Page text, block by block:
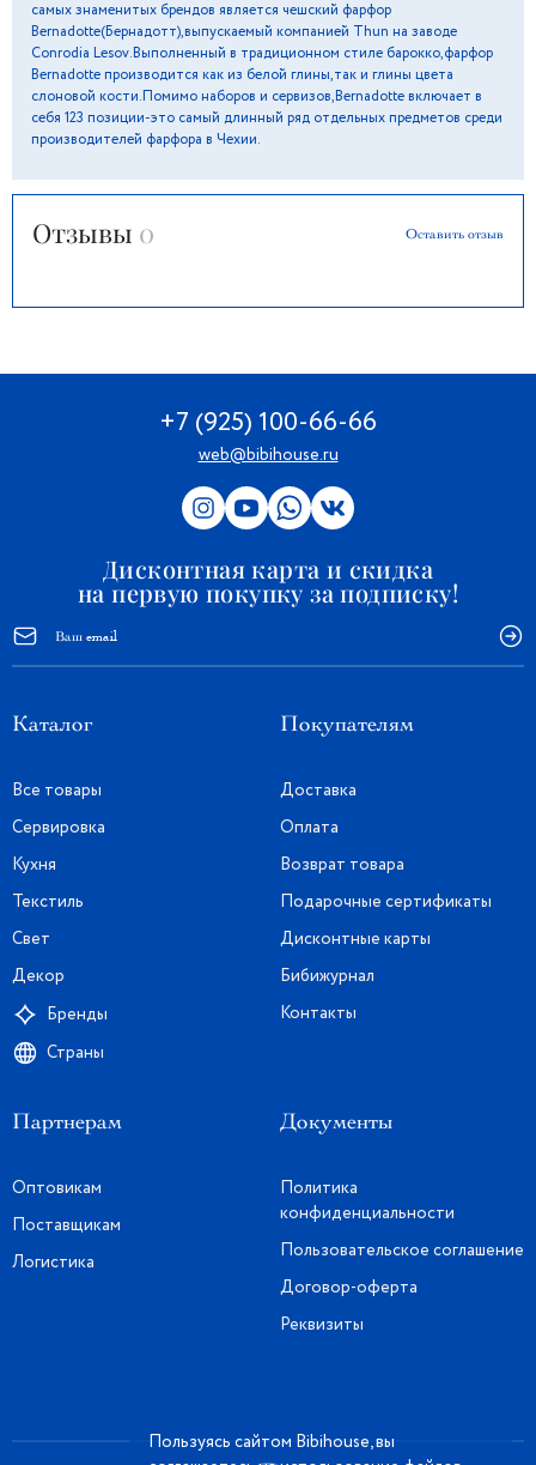
самых знаменитых брендов является чешский фарфор
Bernadotte(Бернадотт),выпускаемый компанией Thun на заводе
Conrodia Lesov.Выполненный в традиционном стиле барокко,фарфор
Bernadotte производится как из белой глины,так и глины цвета
слоновой кости.Помимо наборов и сервизов,Bernadotte включает в
себя 123 позиции-это самый длинный ряд отдельных предметов среди
производителей фарфора в Чехии.
Отзывы 0 Оставить отзыв
+7 (925) 100-66-66
web@bibihouse.ru
Дисконтная карта и скидка
на первую покупку за подписку!
Каталог
Все товары
Сервировка
Кухня
Текстиль
Свет
Декор
Бренды
Страны
Покупателям
Доставка
Оплата
Возврат товара
Подарочные сертификаты
Дисконтные карты
Бибижурнал
Контакты
Партнерам
Оптовикам
Поставщикам
Логистика
Документы
Политика
конфиденциальности
Пользовательское соглашение
Договор-оферта
Реквизиты
Пользуясь сайтом Bibihouse, вы